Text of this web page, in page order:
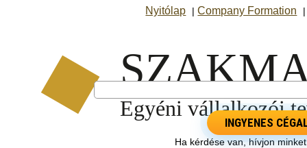
Nyitólap |Company Formation
INGYENES
Ha kérdése van, hívjon